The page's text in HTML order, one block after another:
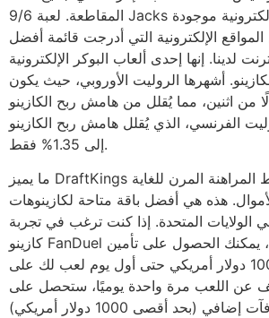
المقاطعة. لعبة 9/6 Jacks أو أفضل لعبة بوكر إلكترونية موجودة
الإلكترونية التي أدرجت قائمة أفضل
لدينا. إنها إحدى ألعاب البوكر الإلكترونية
أشهرها الروليت الأوروبي، حيث يكون
من اثنين، مما يُقلل من هامش ربح الكازينو
الفرنسي، الذي يُقلل هامش ربح الكازينو
إلى 1.35% فقط.
ما يميز DraftKings هو شرط المراهنة المرن للغاية (1x) لرصيد
هذه هي أفضل باقة متاحة لكازينوهات
الولايات المتحدة. إذا كنت ترغب في تجربة
كازينو FanDuel حتى اليوم الأول، يمكنك الحصول على تأمين
خسارة يصل إلى 1000 دولار أمريكي حتى أول يوم لعب لك على
عن اللعب مرة واحدة يوميًا، ستحصل على